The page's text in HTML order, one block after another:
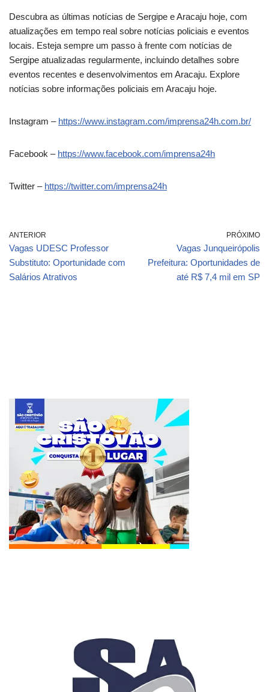
Descubra as últimas notícias de Sergipe e Aracaju hoje, com
atualizações em tempo real sobre notícias policiais e eventos
locais. Esteja sempre um passo à frente com notícias de
Sergipe atualizadas regularmente, incluindo detalhes sobre
eventos recentes e desenvolvimentos em Aracaju. Explore
notícias sobre informações policiais em Aracaju hoje.
Instagram – https://www.instagram.com/imprensa24h.com.br/
Facebook – https://www.facebook.com/imprensa24h
Twitter – https://twitter.com/imprensa24h
ANTERIOR
Vagas UDESC Professor
Substituto: Oportunidade com
Salários Atrativos
PRÓXIMO
Vagas Junqueirópolis
Prefeitura: Oportunidades de
até R$ 7,4 mil em SP